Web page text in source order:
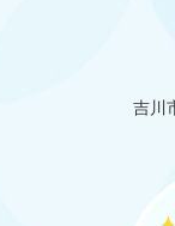
吉川